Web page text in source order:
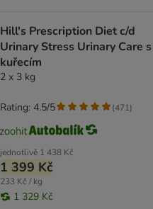
Hill's Prescription Diet c/d
Urinary Stress Urinary Care s
kuřecím
2 x 3 kg
jednotlivě 1 438 Kč
1 399 Kč
233 Kč / kg
1 329 Kč
Rating: 4.5/5 (471)